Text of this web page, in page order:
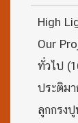
High
Our
ทั่วไป
ประติม
ลูกกรง